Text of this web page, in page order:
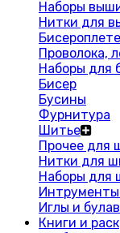
Наборы
Нитки для
Проволока,
Наборы для
Бисер
Бусины
Фурнитура
Шитье
Прочее для
Нитки для
Наборы для
Иглы и
Книги и